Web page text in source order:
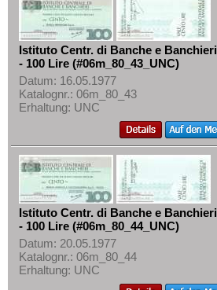
Istituto Centr. di Banche e Banchieri
- 100 Lire (#06m_80_43_UNC)
Datum: 16.05.1977
Katalognr.: 06m_80_43
Erhaltung: UNC
Istituto Centr. di Banche e Banchieri
- 100 Lire (#06m_80_44_UNC)
Datum: 20.05.1977
Katalognr.: 06m_80_44
Erhaltung: UNC